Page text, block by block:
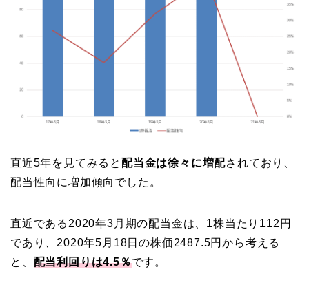
直近5年を見てみると 配当金は徐々に増配されており、
配当性向に増加傾向でした。
直近である2020年3月期の配当金は、1株当たり112円
であり、2020年5月18日の株価2487.5円から考える
と、 配当利回りは4.5％です。